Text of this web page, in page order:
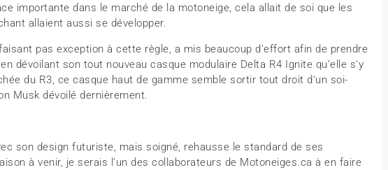
importante dans le marché de la motoneige, cela allait de soi que les
allaient aussi se développer.
pas exception à cette règle, a mis beaucoup d’effort afin de prendre
dévoilant son tout nouveau casque modulaire Delta R4 Ignite qu’elle s’y
du R3, ce casque haut de gamme semble sortir tout droit d’un soi-
Musk dévoilé dernièrement.
son design futuriste, mais soigné, rehausse le standard de ses
à venir, je serais l’un des collaborateurs de Motoneiges.ca à en faire